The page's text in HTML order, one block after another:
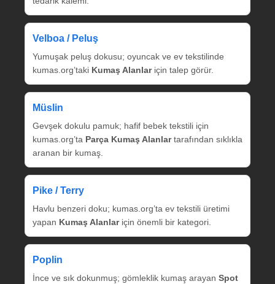
Velboa / Peluş
Yumuşak peluş dokusu; oyuncak ve ev tekstilinde
kumas.org’taki Kumaş Alanlariçin talep görür.
Müslin
Gevşek dokulu pamuk; hafif bebek tekstili için
kumas.org’ta Parça Kumaş Alanlartarafından sıklıkla
aranan bir kumaş.
Pike / Terry
Havlu benzeri doku; kumas.org’ta ev tekstili üretimi
yapan Kumaş Alanlariçin önemli bir kategori.
Poplin
İnce ve sık dokunmuş; gömleklik kumaş arayan Spot